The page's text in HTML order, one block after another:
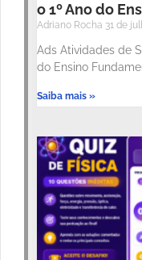
o 1º Ano do
Adriano Rocha 31 de
Ads Atividades de
do Ensino
Saiba mais »